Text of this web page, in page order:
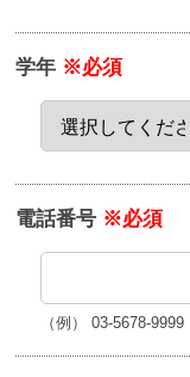
学年 ※必須
電話番号 ※必須
（例） 03-5678-9999